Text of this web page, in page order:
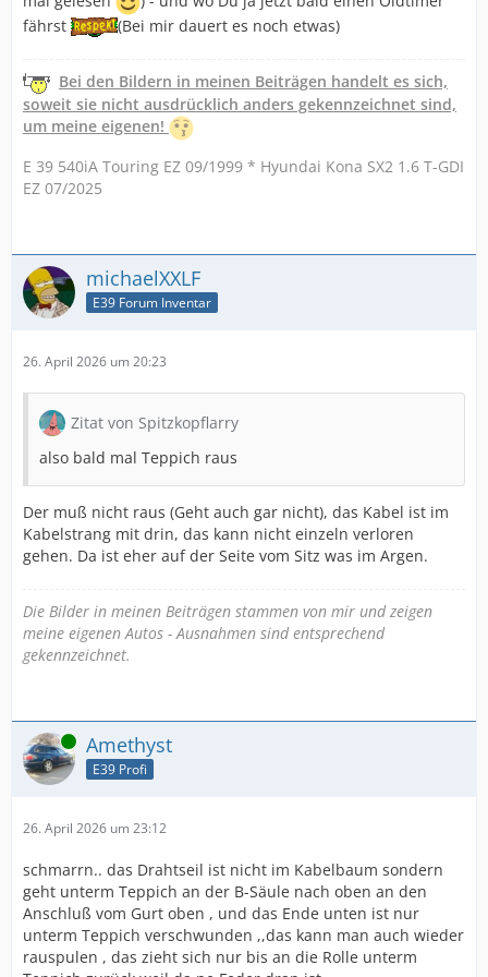
fährst
(Bei mir dauert es noch etwas)
Bei den Bildern in meinen Beiträgen handelt es sich,
soweit sie nicht ausdrücklich anders gekennzeichnet sind,
um meine eigenen!
E 39 540iA Touring EZ 09/1999 * Hyundai Kona SX2 1.6 T-GDI
EZ 07/2025
michaelXXLF
E39 Forum Inventar
26. April 2026 um 20:23
Zitat von Spitzkopflarry
also bald mal Teppich raus
Der muß nicht raus (Geht auch gar nicht), das Kabel ist im
Kabelstrang mit drin, das kann nicht einzeln verloren
gehen. Da ist eher auf der Seite vom Sitz was im Argen.
Die Bilder in meinen Beiträgen stammen von mir und zeigen
meine eigenen Autos - Ausnahmen sind entsprechend
gekennzeichnet.
Online Amethyst
E39 Profi
26. April 2026 um 23:12
schmarrn.. das Drahtseil ist nicht im Kabelbaum sondern
geht unterm Teppich an der B-Säule nach oben an den
Anschluß vom Gurt oben , und das Ende unten ist nur
unterm Teppich verschwunden ,,das kann man auch wieder
rauspulen , das zieht sich nur bis an die Rolle unterm